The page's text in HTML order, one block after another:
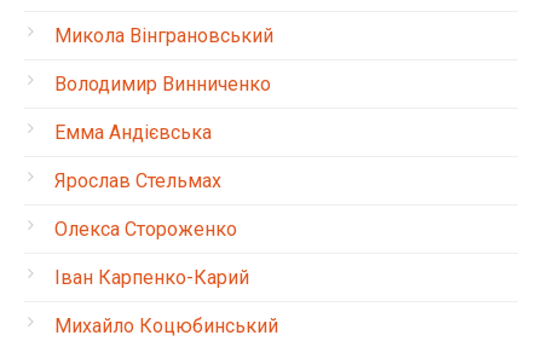
Микола Вінграновський
Володимир Винниченко
Емма Андієвська
Ярослав Стельмах
Олекса Стороженко
Іван Карпенко-Карий
Михайло Коцюбинський